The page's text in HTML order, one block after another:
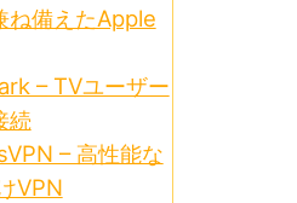
ね備えたApple
– TVユーザー
続
– 高性能な
VPN